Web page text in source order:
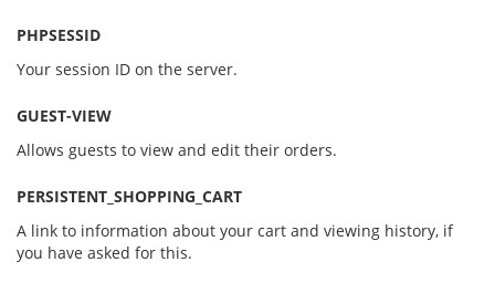
PHPSESSID
Your session ID on the server.
GUEST-VIEW
Allows guests to view and edit their orders.
PERSISTENT_SHOPPING_CART
A link to information about your cart and viewing history, if
you have asked for this.